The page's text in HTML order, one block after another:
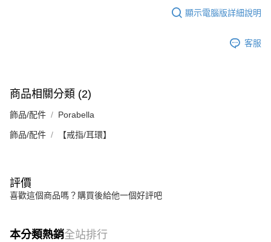
顯示電腦版詳細說明
客服
商品相關分類 (2)
飾品/配件 Porabella
飾品/配件 【戒指/耳環】
評價
喜歡這個商品嗎？購買後給他一個好評吧
本分類熱銷全站排行